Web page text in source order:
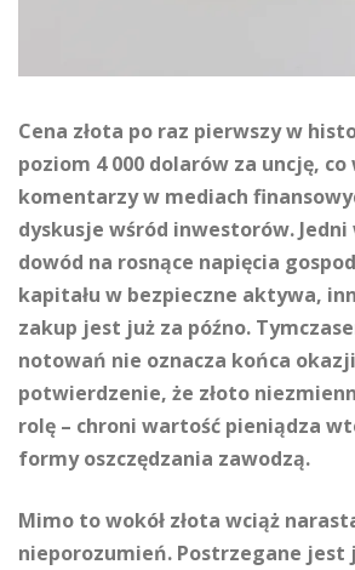
Cena złota po raz pierwszy w
poziom 4 000 dolarów za uncję, co
komentarzy w mediach
dyskusje wśród inwestorów.
dowód na rosnące napięcia
kapitału w bezpieczne aktywa,
zakup jest już za późno.
notowań nie oznacza końca
potwierdzenie, że złoto
rolę – chroni wartość pieniądza
formy oszczędzania zawodzą.
Mimo to wokół złota wciąż
nieporozumień. Postrzegane jest